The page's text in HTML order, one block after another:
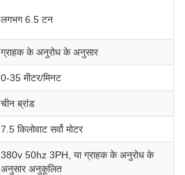
लगभग 6.5 टन
ग्राहक के अनुरोध के अनुसार
0-35 मीटर/मिनट
चीन ब्रांड
7.5 किलोवाट सर्वो मोटर
380v 50hz 3PH, या ग्राहक के अनुरोध के
अनुसार अनुकूलित